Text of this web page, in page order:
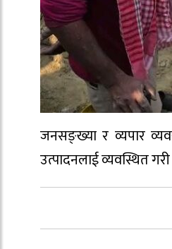
जनसङ्ख्या र व्यपार
उत्पादनलाई व्यवस्थित